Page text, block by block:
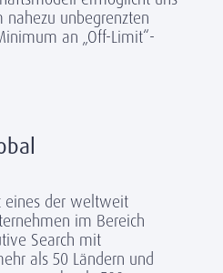
nahezu unbegrenzten
an „Off-Limit“-
eines der weltweit
im Bereich
Search mit
als 50 Ländern und